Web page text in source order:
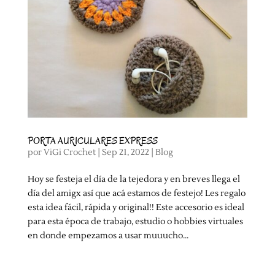
PORTA AURICULARES EXPRESS
porViGi Crochet| Sep 21, 2022| Blog
Hoy se festeja el día de la tejedora y en breves llega el
día del amigx así que acá estamos de festejo! Les regalo
esta idea fácil, rápida y original!! Este accesorio es ideal
para esta época de trabajo, estudio o hobbies virtuales
en donde empezamos a usar muuucho...